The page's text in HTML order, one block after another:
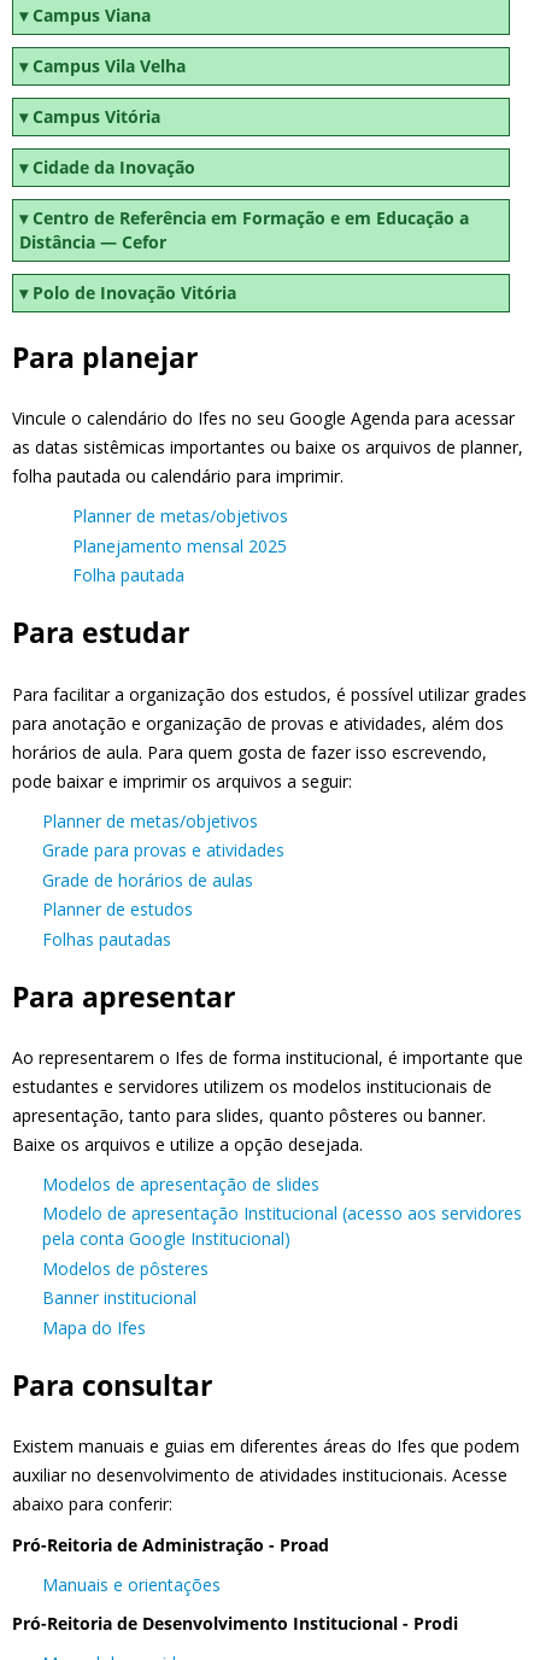
Campus Viana
Campus Vila Velha
Campus Vitória
Cidade da Inovação
Centro de Referência em Formação e em Educação a
Distância — Cefor
Polo de Inovação Vitória
Para planejar
Vincule o calendário do Ifes no seu Google Agenda para acessar
as datas sistêmicas importantes ou baixe os arquivos de planner,
folha pautada ou calendário para imprimir.
Planner de metas/objetivos
Planejamento mensal 2025
Folha pautada
Para estudar
Para facilitar a organização dos estudos, é possível utilizar grades
para anotação e organização de provas e atividades, além dos
horários de aula. Para quem gosta de fazer isso escrevendo,
pode baixar e imprimir os arquivos a seguir:
Planner de metas/objetivos
Grade para provas e atividades
Grade de horários de aulas
Planner de estudos
Folhas pautadas
Para apresentar
Ao representarem o Ifes de forma institucional, é importante que
estudantes e servidores utilizem os modelos institucionais de
apresentação, tanto para slides, quanto pôsteres ou banner.
Baixe os arquivos e utilize a opção desejada.
Modelos de apresentação de slides
Modelo de apresentação Institucional (acesso aos servidores
pela conta Google Institucional)
Modelos de pôsteres
Banner institucional
Mapa do Ifes
Para consultar
Existem manuais e guias em diferentes áreas do Ifes que podem
auxiliar no desenvolvimento de atividades institucionais. Acesse
abaixo para conferir:
Pró-Reitoria de Administração - Proad
Manuais e orientações
Pró-Reitoria de Desenvolvimento Institucional - Prodi